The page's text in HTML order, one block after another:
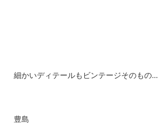
細かいディテールもビンテージそのもの…
豊島